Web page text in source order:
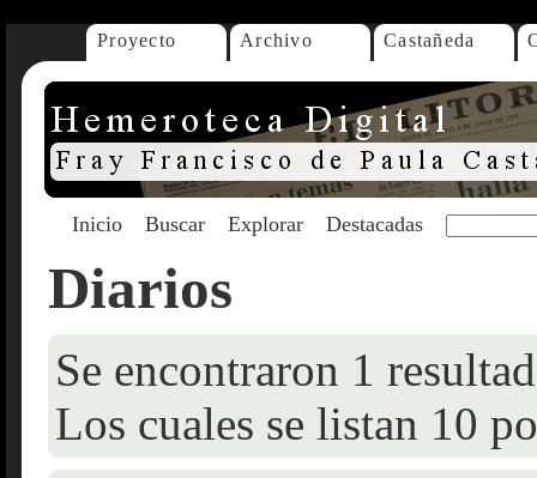
Proyecto Archivo Castañeda
Inicio Buscar Explorar Destacadas
Diarios
Se encontraron 1
Los cuales se listan 10